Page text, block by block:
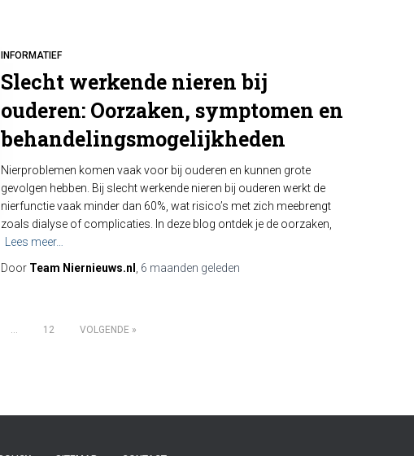
INFORMATIEF
Slecht werkende nieren bij
ouderen: Oorzaken, symptomen en
behandelingsmogelijkheden
Nierproblemen komen vaak voor bij ouderen en kunnen grote
gevolgen hebben. Bij slecht werkende nieren bij ouderen werkt de
nierfunctie vaak minder dan 60%, wat risico’s met zich meebrengt
zoals dialyse of complicaties. In deze blog ontdek je de oorzaken,
Lees meer…
Door Team Niernieuws.nl 6 maanden geleden
… 12 VOLGENDE